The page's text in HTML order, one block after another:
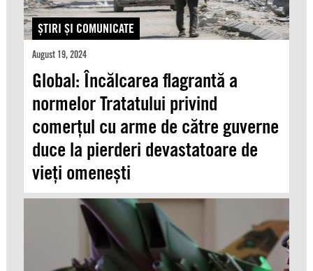
ŞTIRI ŞI COMUNICATE
August 19, 2024
Global: Încălcarea flagrantă a
normelor Tratatului privind
comerțul cu arme de către guverne
duce la pierderi devastatoare de
vieți omenești